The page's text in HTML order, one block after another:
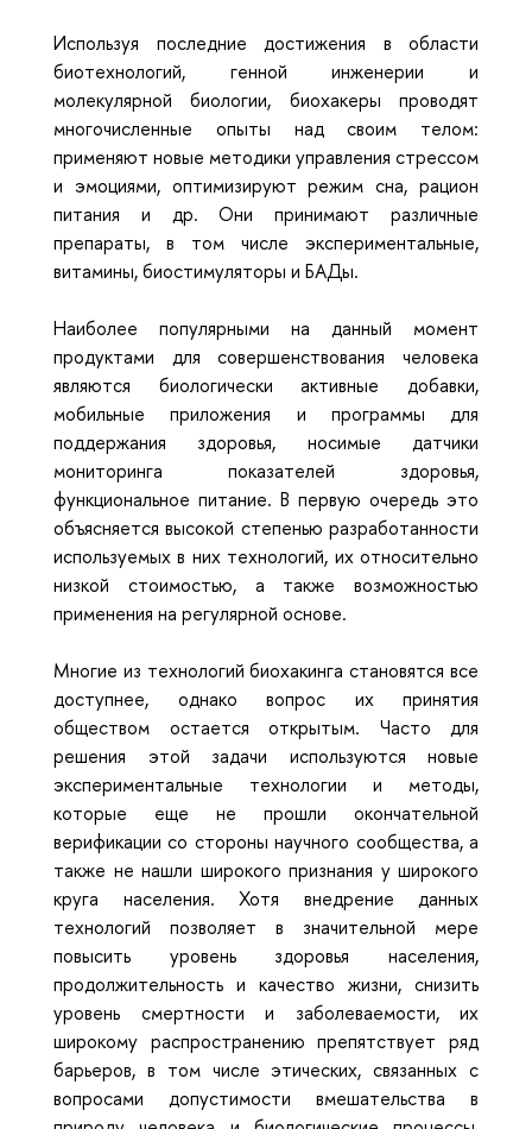
Используя последние достижения в области
биотехнологий, генной инженерии и
молекулярной биологии, биохакеры проводят
многочисленные опыты над своим телом:
применяют новые методики управления стрессом
и эмоциями, оптимизируют режим сна, рацион
питания и др. Они принимают различные
препараты, в том числе экспериментальные,
витамины, биостимуляторы и БАДы.
Наиболее популярными на данный момент
продуктами для совершенствования человека
являются биологически активные добавки,
мобильные приложения и программы для
поддержания здоровья, носимые датчики
мониторинга показателей здоровья,
функциональное питание. В первую очередь это
объясняется высокой степенью разработанности
используемых в них технологий, их относительно
низкой стоимостью, а также возможностью
применения на регулярной основе.
Многие из технологий биохакинга становятся все
доступнее, однако вопрос их принятия
обществом остается открытым. Часто для
решения этой задачи используются новые
экспериментальные технологии и методы,
которые еще не прошли окончательной
верификации со стороны научного сообщества, а
также не нашли широкого признания у широкого
круга населения. Хотя внедрение данных
технологий позволяет в значительной мере
повысить уровень здоровья населения,
продолжительность и качество жизни, снизить
уровень смертности и заболеваемости, их
широкому распространению препятствует ряд
барьеров, в том числе этических, связанных с
вопросами допустимости вмешательства в